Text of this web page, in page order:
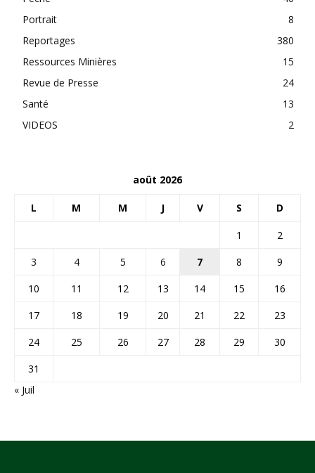
Portrait
8
Reportages
380
Ressources Minières
15
Revue de Presse
24
Santé
13
VIDEOS
2
août 2026
L M M J V S D
1
2
3
4 5 6 7 8
9
10
11 12 13 14 15
16
17
18 19 20 21 22
23
24
25 26 27 28 29
30
31
« Juil